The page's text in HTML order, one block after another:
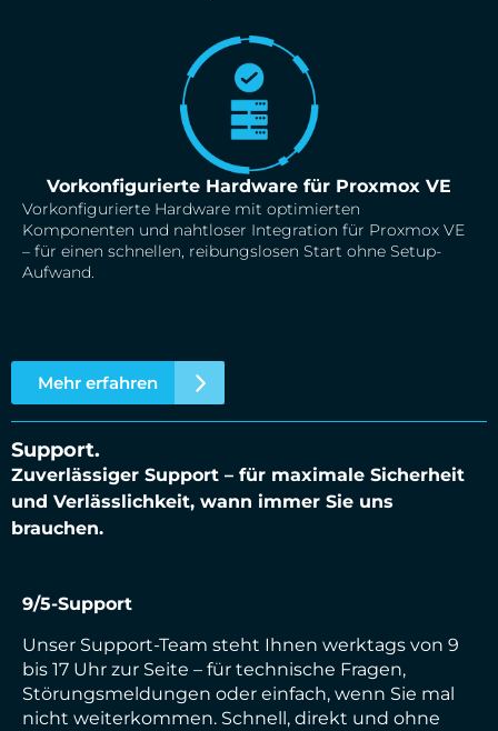
Vorkonfigurierte Hardware für Proxmox VE
Vorkonfigurierte Hardware mit optimierten
Komponenten und nahtloser Integration für Proxmox VE
– für einen schnellen, reibungslosen Start ohne Setup-
Aufwand.
Mehr erfahren
Support.
Zuverlässiger Support – für maximale Sicherheit
und Verlässlichkeit, wann immer Sie uns
brauchen.
9/5-Support
Unser Support-Team steht Ihnen werktags von 9
bis 17 Uhr zur Seite – für technische Fragen,
Störungsmeldungen oder einfach, wenn Sie mal
nicht weiterkommen. Schnell, direkt und ohne